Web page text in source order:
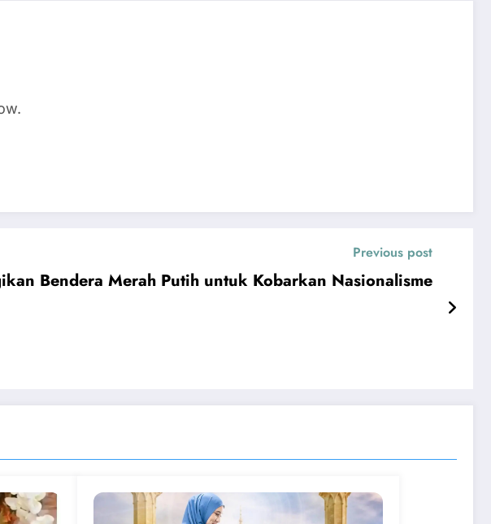
Previous post
Bendera Merah Putih untuk Kobarkan Nasionalisme